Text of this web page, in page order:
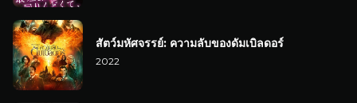
สัตว์มหัศจรรย์: ความลับของดัมเบิลดอร์
2022